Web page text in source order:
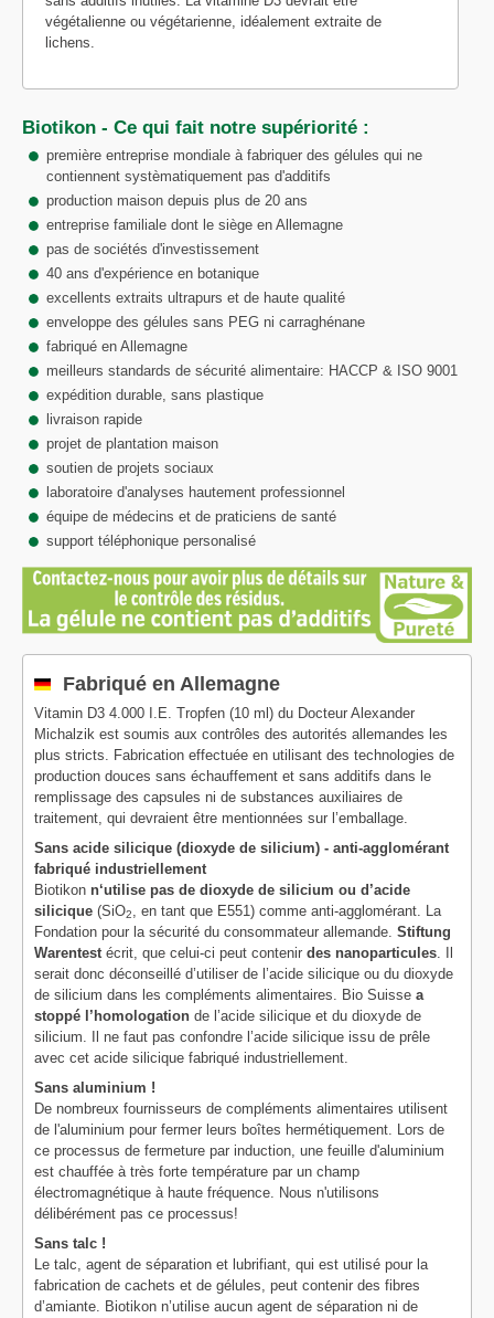
végétalienne ou végétarienne, idéalement extraite de
lichens.
Biotikon - Ce qui fait notre supériorité :
première entreprise mondiale à fabriquer des gélules qui ne
contiennent systèmatiquement pas d'additifs
production maison depuis plus de 20 ans
entreprise familiale dont le siège en Allemagne
pas de sociétés d'investissement
40 ans d'expérience en botanique
excellents extraits ultrapurs et de haute qualité
enveloppe des gélules sans PEG ni carraghénane
fabriqué en Allemagne
meilleurs standards de sécurité alimentaire: HACCP & ISO 9001
expédition durable, sans plastique
livraison rapide
projet de plantation maison
soutien de projets sociaux
laboratoire d'analyses hautement professionnel
équipe de médecins et de praticiens de santé
support téléphonique personalisé
Fabriqué en Allemagne
Vitamin D3 4.000 I.E. Tropfen (10 ml) du Docteur Alexander
Michalzik est soumis aux contrôles des autorités allemandes les
plus stricts. Fabrication effectuée en utilisant des technologies de
production douces sans échauffement et sans additifs dans le
remplissage des capsules ni de substances auxiliaires de
traitement, qui devraient être mentionnées sur l’emballage.
Sans acide silicique (dioxyde de silicium) - anti-agglomérant
fabriqué industriellement
Biotikon n‘utilise pas de dioxyde de silicium ou d’acide
silicique (SiO2
, en tant que E551) comme anti-agglomérant. La
Fondation pour la sécurité du consommateur allemande. Stiftung
Warentest écrit, que celui-ci peut contenir des nanoparticules
serait donc déconseillé d’utiliser de l’acide silicique ou du dioxyde
de silicium dans les compléments alimentaires. Bio Suisse a
stoppé l’homologation de l’acide silicique et du dioxyde de
silicium. Il ne faut pas confondre l’acide silicique issu de prêle
avec cet acide silicique fabriqué industriellement.
Sans aluminium !
De nombreux fournisseurs de compléments alimentaires utilisent
de l'aluminium pour fermer leurs boîtes hermétiquement. Lors de
ce processus de fermeture par induction, une feuille d'aluminium
est chauffée à très forte température par un champ
électromagnétique à haute fréquence. Nous n'utilisons
délibérément pas ce processus!
Sans talc !
Le talc, agent de séparation et lubrifiant, qui est utilisé pour la
fabrication de cachets et de gélules, peut contenir des fibres
d’amiante. Biotikon n’utilise aucun agent de séparation ni de